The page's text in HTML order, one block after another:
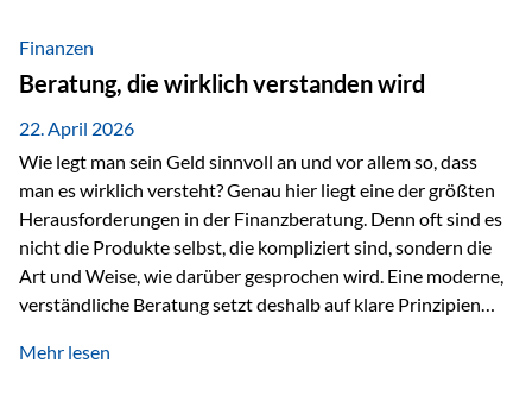
verfügbaren Kennzahlen (Stand Ende 2024, veröffentlicht
2025/2026)…
Finanzen
Beratung, die wirklich verstanden wird
22. April 2026
Wie legt man sein Geld sinnvoll an und vor allem so, dass
man es wirklich versteht? Genau hier liegt eine der größten
Herausforderungen in der Finanzberatung. Denn oft sind es
nicht die Produkte selbst, die kompliziert sind, sondern die
Art und Weise, wie darüber gesprochen wird. Eine moderne,
verständliche Beratung setzt deshalb auf klare Prinzipien
fünf zentrale Faktoren: eine saubere Struktur, breite
Mehr lesen